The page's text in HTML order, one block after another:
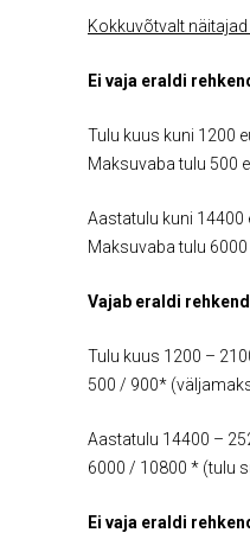
Kokkuvõtvalt
Ei vaja eraldi
Tulu kuus
Maksuvaba tulu 500
Aastatulu kuni
Maksuvaba tulu
Vajab eraldi
Tulu kuus 1200
500 / 900*
Aastatulu 14400
6000 / 10800 * (tulu
Ei vaja eraldi